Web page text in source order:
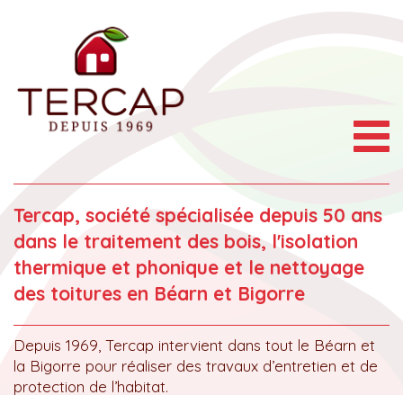
Tercap, société spécialisée depuis 50 ans
dans le traitement des bois, l'isolation
thermique et phonique et le nettoyage
des toitures en Béarn et Bigorre
Depuis 1969, Tercap intervient dans tout le Béarn et
la Bigorre pour réaliser des travaux d’entretien et de
protection de l’habitat.